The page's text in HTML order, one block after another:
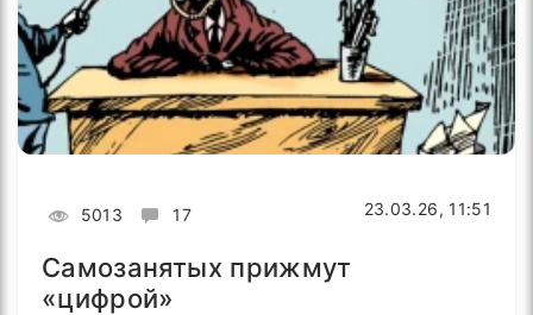
5013 17 23.03.26, 11:51
Самозанятых прижмут
«цифрой»